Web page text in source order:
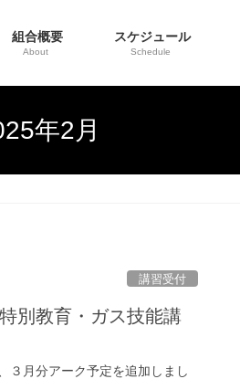
組合概要
About
スケジュール
Schedule
年2月
講習受付
別教育・ガス技能講
３月分アーク予定を追加しまし